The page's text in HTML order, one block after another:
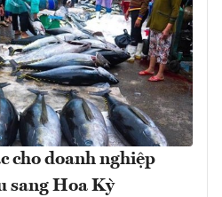
cho doanh nghiệp
sang Hoa Kỳ